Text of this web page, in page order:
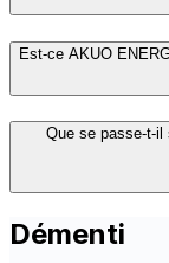
Est-ce AKUO
Que se passe-t-il
Démenti